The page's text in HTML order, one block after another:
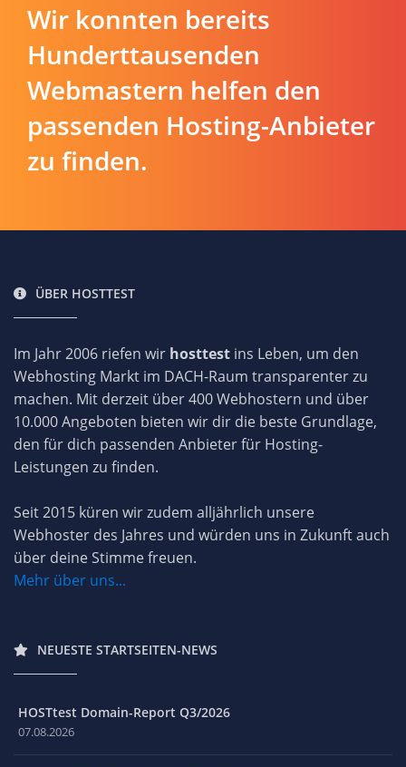
Wir konnten bereits
Hunderttausenden
Webmastern helfen den
passenden Hosting-Anbieter
zu finden.
ÜBER HOSTTEST
Im Jahr 2006 riefen wir hosttest ins Leben, um den
Webhosting Markt im DACH-Raum transparenter zu
machen. Mit derzeit über 400 Webhostern und über
10.000 Angeboten bieten wir dir die beste Grundlage,
den für dich passenden Anbieter für Hosting-
Leistungen zu finden.
Seit 2015 küren wir zudem alljährlich unsere
Webhoster des Jahres und würden uns in Zukunft auch
über deine Stimme freuen.
Mehr über uns...
NEUESTE STARTSEITEN-NEWS
HOSTtest Domain-Report Q3/2026
07.08.2026